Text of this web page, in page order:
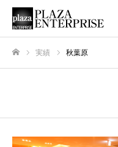
実績 秋葉原